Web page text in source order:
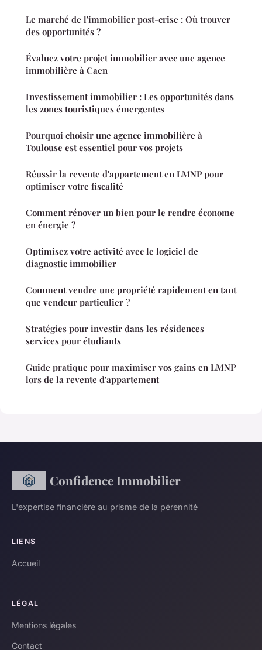
Le marché de l'immobilier post-crise : Où trouver
des opportunités ?
Évaluez votre projet immobilier avec une agence
immobilière à Caen
Investissement immobilier : Les opportunités dans
les zones touristiques émergentes
Pourquoi choisir une agence immobilière à
Toulouse est essentiel pour vos projets
Réussir la revente d'appartement en LMNP pour
optimiser votre fiscalité
Comment rénover un bien pour le rendre économe
en énergie ?
Optimisez votre activité avec le logiciel de
diagnostic immobilier
Comment vendre une propriété rapidement en tant
que vendeur particulier ?
Stratégies pour investir dans les résidences
services pour étudiants
Guide pratique pour maximiser vos gains en LMNP
lors de la revente d'appartement
Confidence Immobilier
L'expertise financière au prisme de la pérennité
LIENS
Accueil
LÉGAL
Mentions légales
Contact